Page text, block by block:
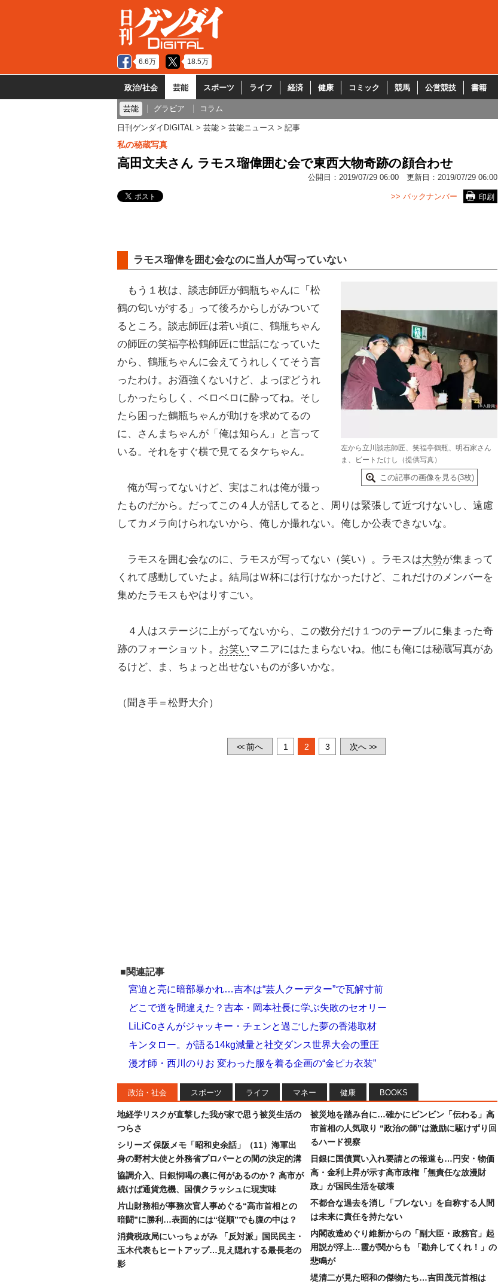
6.6万 18.5万
政治/社会 芸能 スポーツ ライフ 経済 健康 コミック 競馬 公営競技 書籍
芸能 グラビア コラム
日刊ゲンダイDIGITAL 芸能 芸能ニュース 記事
私の秘蔵写真
高田文夫さん ラモス瑠偉囲む会で東西大物奇跡の顔合わせ
公開日： 2019/07/29 06:00 更新日： 2019/07/29 06:00
印刷
>> バックナンバー
ラモス瑠偉を囲む会なのに当人が写っていない
左から立川談志師匠、笑福亭鶴瓶、明石家さん
ま、ビートたけし（提供写真）
この記事の画像を見る(3枚)
もう１枚は、談志師匠が鶴瓶ちゃんに「松
鶴の匂いがする」って後ろからしがみついて
るところ。談志師匠は若い頃に、鶴瓶ちゃん
の師匠の笑福亭松鶴師匠に世話になっていた
から、鶴瓶ちゃんに会えてうれしくてそう言
ったわけ。お酒強くないけど、よっぽどうれ
しかったらしく、ベロベロに酔ってね。そし
たら困った鶴瓶ちゃんが助けを求めてるの
に、さんまちゃんが「俺は知らん」と言って
いる。それをすぐ横で見てるタケちゃん。
俺が写ってないけど、実はこれは俺が撮っ
たものだから。だってこの４人が話してると、周りは緊張して近づけないし、遠慮
してカメラ向けられないから、俺しか撮れない。俺しか公表できないな。
ラモスを囲む会なのに、ラモスが写ってない（笑い）。ラモスは大勢が集まって
くれて感動していたよ。結局はＷ杯には行けなかったけど、これだけのメンバーを
集めたラモスもやはりすごい。
４人はステージに上がってないから、この数分だけ１つのテーブルに集まった奇
跡のフォーショット。 お笑いマニアにはたまらないね。他にも俺には秘蔵写真があ
るけど、ま、ちょっと出せないものが多いかな。
（聞き手＝松野大介）
<<前へ 1 2 3 次へ >>
■関連記事
宮迫と亮に暗部暴かれ…吉本は“芸人クーデター”で瓦解寸前
どこで道を間違えた？吉本・岡本社長に学ぶ失敗のセオリー
LiLiCoさんがジャッキー・チェンと過ごした夢の香港取材
キンタロー。が語る14kg減量と社交ダンス世界大会の重圧
漫才師・西川のりお 変わった服を着る企画の“金ピカ衣装”
政治・社会 スポーツ ライフ マネー 健康 BOOKS
地経学リスクが直撃した我が家で思う被災生活の
つらさ
シリーズ 保阪メモ「昭和史余話」（11）海軍出
身の野村大使と外務省プロパーとの間の決定的溝
協調介入、日銀恫喝の裏に何があるのか？ 高市が
続けば通貨危機、国債クラッシュに現実味
片山財務相が事務次官人事めぐる“高市首相との
暗闘”に勝利…表面的には“従順”でも腹の中は？
消費税政局にいっちょがみ 「反対派」国民民主・
玉木代表もヒートアップ…見え隠れする最長老の
影
被災地を踏み台に…確かにビンビン「伝わる」高
市首相の人気取り “政治の師”は激励に駆けずり回
るハード視察
日銀に国債買い入れ要請との報道も…円安・物価
高・金利上昇が示す高市政権「無責任な放漫財
政」が国民生活を破壊
不都合な過去を消し「ブレない」を自称する人間
は未来に責任を持たない
内閣改造めぐり維新からの「副大臣・政務官」起
用説が浮上…霞が関からも 「勘弁してくれ！」の
悲鳴が
堤清二が見た昭和の傑物たち…吉田茂元首相は